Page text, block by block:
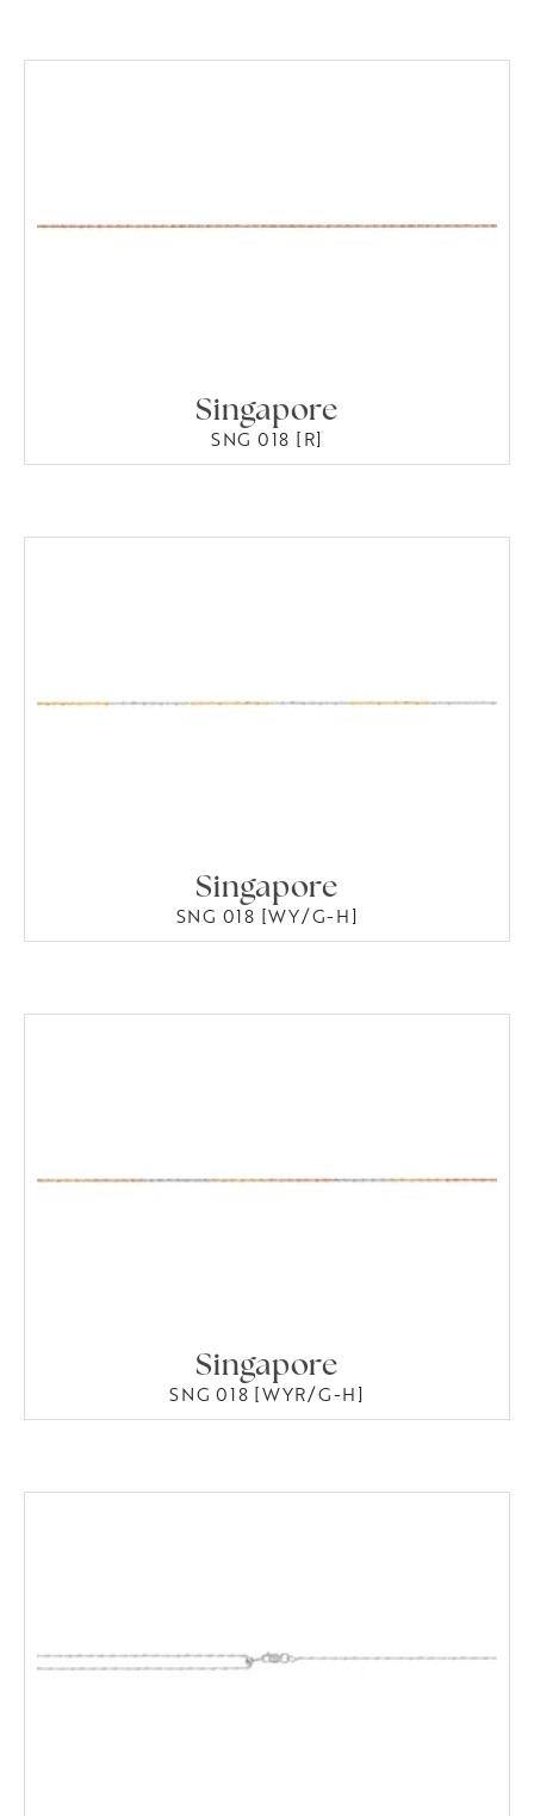
Singapore
SNG 018 [R]
Singapore
SNG 018 [WY/G-H]
Singapore
SNG 018 [WYR/G-H]